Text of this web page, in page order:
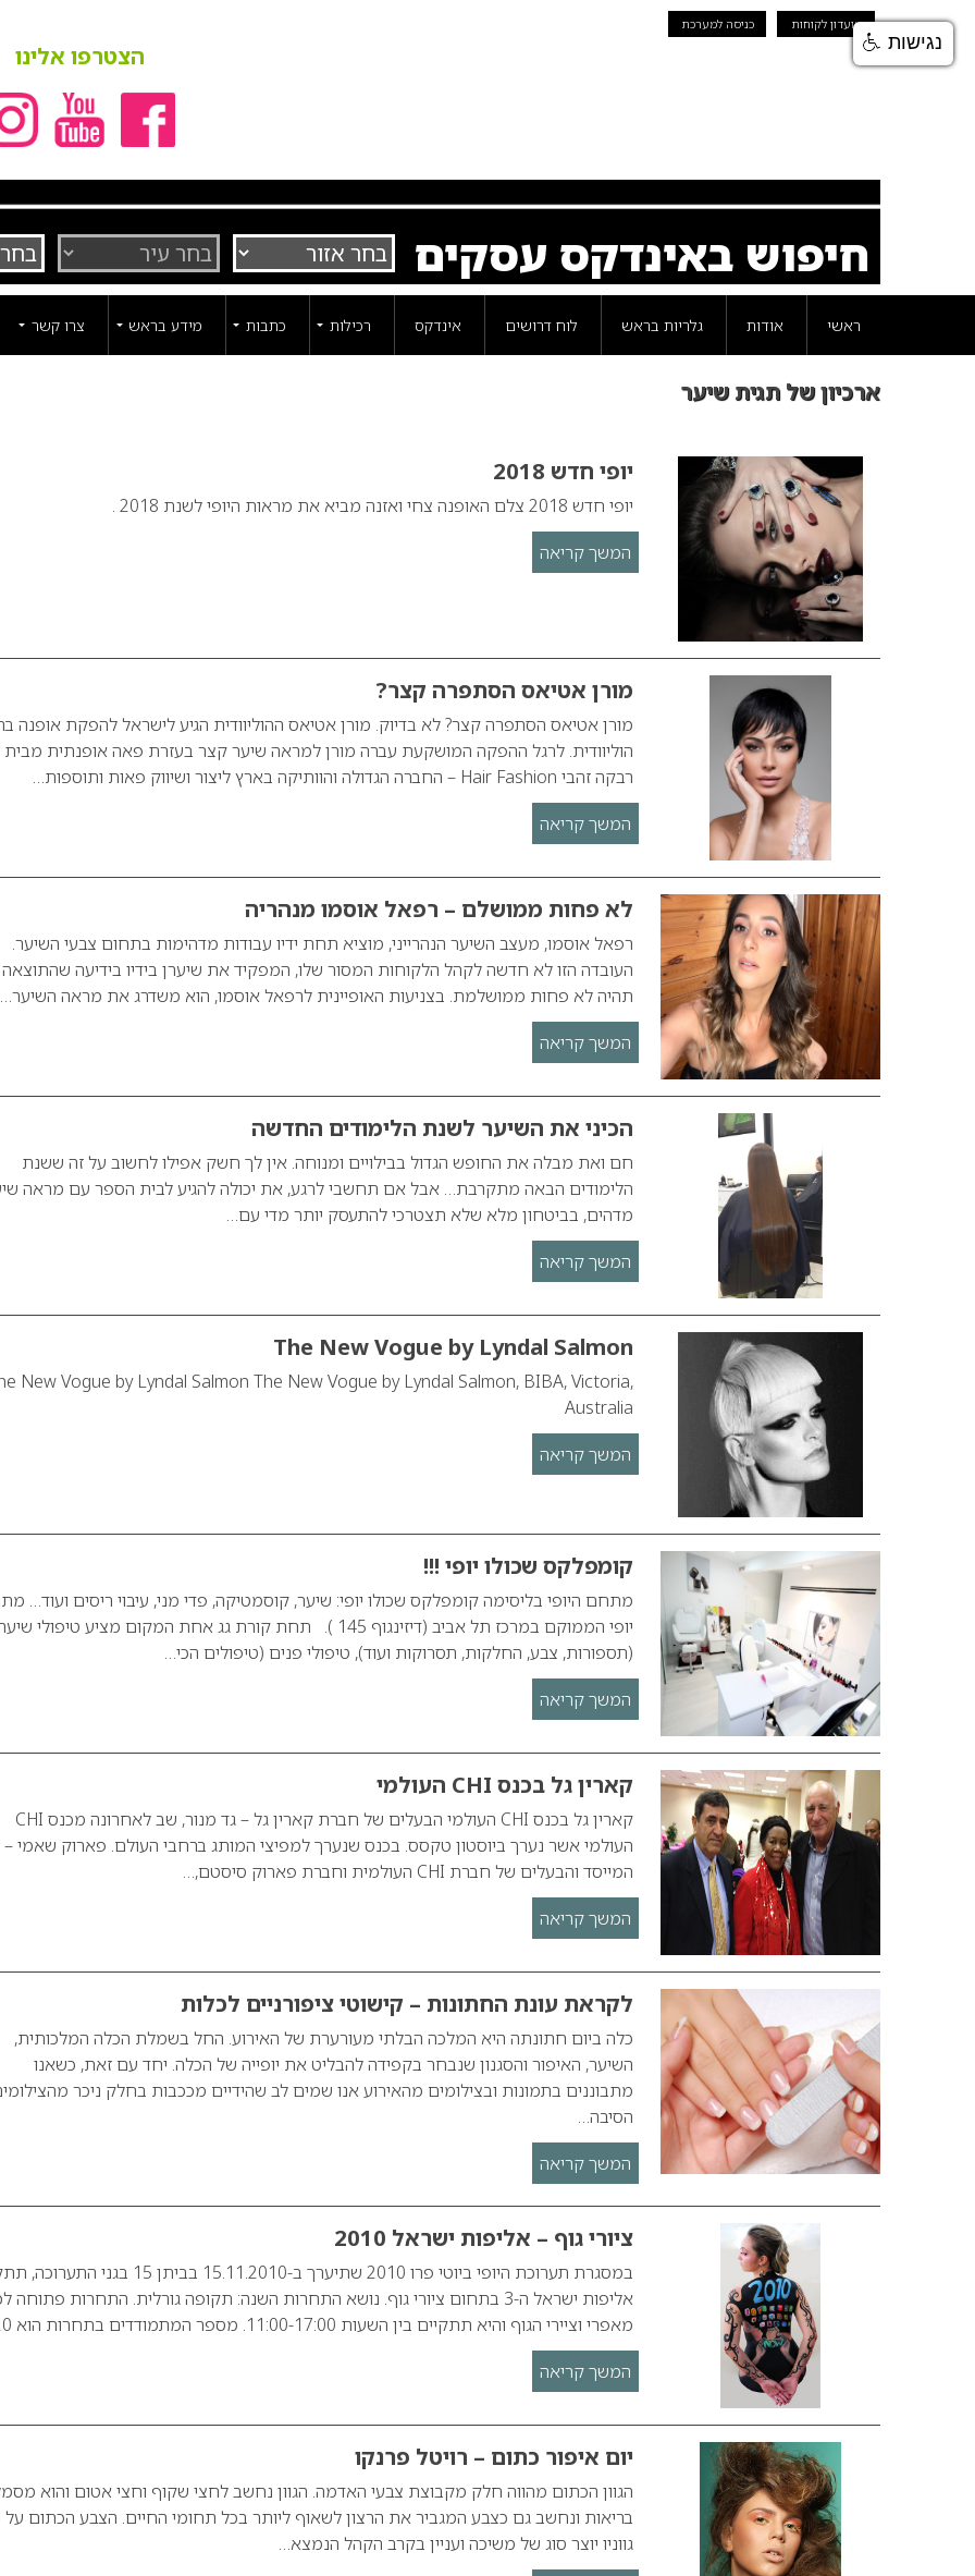
מועדון לקוחות כניסה למערכת
הצטרפו אלינו
חיפוש באינדקס עסקים
ראשי אודות גלריות בראש לוח דרושים אינדקס רכילות כתבות מידע בראש צרו קשר
ארכיון של תגית שיער
יופי חדש 2018
יופי חדש 2018 צלם האופנה צחי ואזנה מביא את מראות היופי לשנת 2018 .
המשך קריאה
מורן אטיאס הסתפרה קצר?
מורן אטיאס הסתפרה קצר? לא בדיוק. מורן אטיאס ההוליוודית הגיע לישראל להפקת אופנה
הוליוודית. לרגל ההפקה המושקעת עברה מורן למראה שיער קצר בעזרת פאה אופנתית מבית
רבקה זהבי Hair Fashion – החברה הגדולה והוותיקה בארץ ליצור ושיווק פאות ותוספות…
המשך קריאה
לא פחות ממושלם – רפאל אוסמו מנהריה
רפאל אוסמו, מעצב השיער הנהרייני, מוציא תחת ידיו עבודות מדהימות בתחום צבעי השיער.
העובדה הזו לא חדשה לקהל הלקוחות המסור שלו, המפקיד את שיערן בידיו בידיעה שהתוצאה
תהיה לא פחות ממושלמת. בצניעות האופיינית לרפאל אוסמו, הוא משדרג את מראה השיער…
המשך קריאה
הכיני את השיער לשנת הלימודים החדשה
חם ואת מבלה את החופש הגדול בבילויים ומנוחה. אין לך חשק אפילו לחשוב על זה ששנת
הלימודים הבאה מתקרבת… אבל אם תחשבי לרגע, את יכולה להגיע לבית הספר עם מראה
מדהים, בביטחון מלא שלא תצטרכי להתעסק יותר מדי עם…
המשך קריאה
The New Vogue by Lyndal Salmon
New Vogue by Lyndal Salmon The New Vogue by Lyndal Salmon, BIBA, Victoria,
Australia
המשך קריאה
קומפלקס שכולו יופי !!!
מתחם היופי בליסימה קומפלקס שכולו יופי: שיער, קוסמטיקה, פדי מני, עיבוי ריסים ועוד…
יופי הממוקם במרכז תל אביב (דיזינגוף 145 ). תחת קורת גג אחת המקום מציע טיפולי
(תספורות, צבע, החלקות, תסרוקות ועוד), טיפולי פנים (טיפולים הכי…
המשך קריאה
קארין גל בכנס CHI העולמי
קארין גל בכנס CHI העולמי הבעלים של חברת קארין גל – גד מנור, שב לאחרונה מכנס CHI
העולמי אשר נערך ביוסטון טקסס. בכנס שנערך למפיצי המותג ברחבי העולם. פארוק שאמי –
המייסד והבעלים של חברת CHI העולמית וחברת פארוק סיסטם,…
המשך קריאה
לקראת עונת החתונות – קישוטי ציפורניים לכלות
כלה ביום חתונתה היא המלכה הבלתי מעורערת של האירוע. החל בשמלת הכלה המלכותית,
השיער, האיפור והסגנון שנבחר בקפידה להבליט את יופייה של הכלה. יחד עם זאת, כשאנו
מתבוננים בתמונות ובצילומים מהאירוע אנו שמים לב שהידיים מככבות בחלק ניכר
הסיבה…
המשך קריאה
ציורי גוף – אליפות ישראל 2010
במסגרת תערוכת היופי ביוטי פרו 2010 שתיערך ב-15.11.2010 בביתן 15
אליפות ישראל ה-3 בתחום ציורי גוף. נושא התחרות השנה: תקופה גורלית. התחרות פתוחה
מאפרי וציירי הגוף והיא תתקיים בין השעות 11:00-17:00. מספר המתמודדים בתחרות הוא 20…
המשך קריאה
יום איפור כתום – רויטל פרנקו
הגוון הכתום מהווה חלק מקבוצת צבעי האדמה. הגוון נחשב לחצי שקוף וחצי אטום והוא
בריאות ונחשב גם כצבע המגביר את הרצון לשאוף ליותר בכל תחומי החיים. הצבע הכתום על
גווניו יוצר סוג של משיכה ועניין בקרב הקהל הנמצא…
נגישות